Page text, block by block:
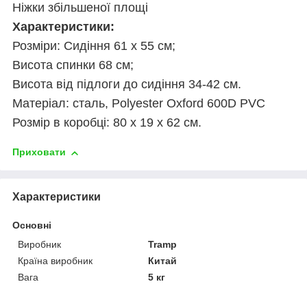
Ніжки збільшеної площі
Характеристики:
Розміри: Сидіння 61 х 55 см;
Висота спинки 68 см;
Висота від підлоги до сидіння 34-42 см.
Матеріал: сталь, Polyester Oxford 600D PVC
Розмір в коробці: 80 х 19 х 62 см.
Приховати
Характеристики
Основні
Виробник
Tramp
Країна виробник
Китай
Вага
5 кг